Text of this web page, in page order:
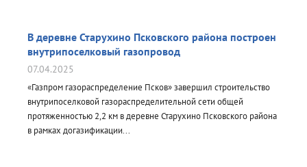
В деревне Старухино Псковского района построен
внутрипоселковый газопровод
07.04.2025
«Газпром газораспределение Псков» завершил строительство
внутрипоселковой газораспределительной сети общей
протяженностью 2,2 км в деревне Старухино Псковского района
в рамках догазификации...